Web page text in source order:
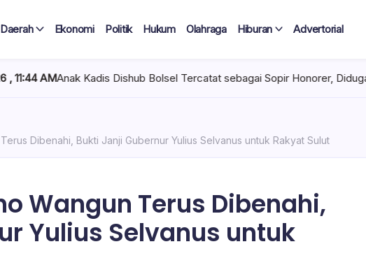
Daerah Ekonomi Politik Hukum Olahraga Hiburan Advertorial
Dishub Bolsel Tercatat sebagai Sopir Honorer, Diduga Tak Pernah
Dibenahi, Bukti Janji Gubernur Yulius Selvanus untuk Rakyat Sulut
Wangun Terus Dibenahi,
Yulius Selvanus untuk